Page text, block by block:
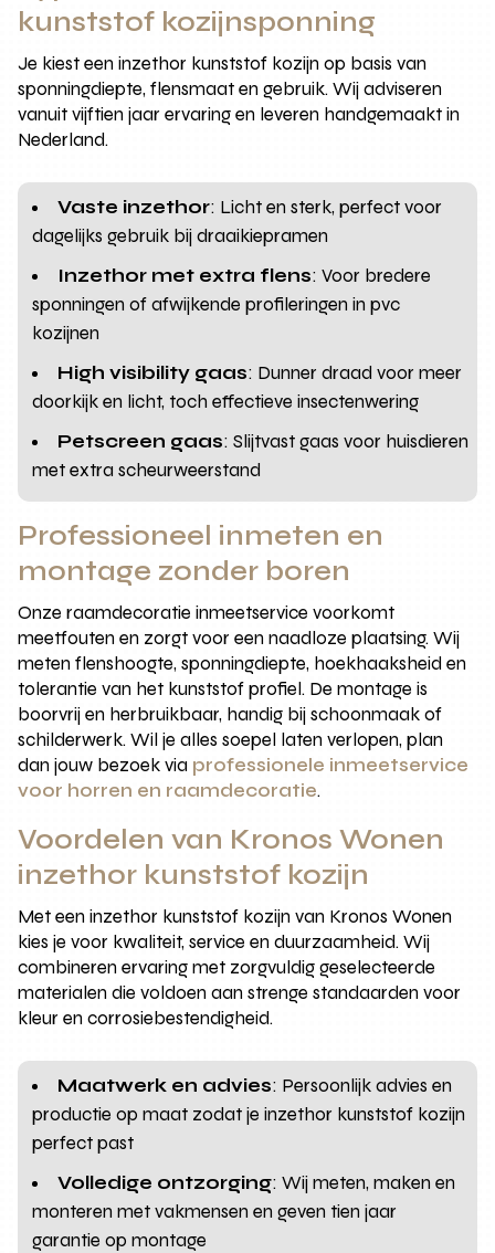
kunststof kozijnsponning
Je kiest een inzethor kunststof kozijn op basis van
sponningdiepte, flensmaat en gebruik. Wij adviseren
vanuit vijftien jaar ervaring en leveren handgemaakt in
Nederland.
Vaste inzethor: Licht en sterk, perfect voor
dagelijks gebruik bij draaikiepramen
Inzethor met extra flens: Voor bredere
sponningen of afwijkende profileringen in pvc
kozijnen
High visibility gaas: Dunner draad voor meer
doorkijk en licht, toch effectieve insectenwering
Petscreen gaas: Slijtvast gaas voor huisdieren
met extra scheurweerstand
Professioneel inmeten en
montage zonder boren
Onze raamdecoratie inmeetservice voorkomt
meetfouten en zorgt voor een naadloze plaatsing. Wij
meten flenshoogte, sponningdiepte, hoekhaaksheid en
tolerantie van het kunststof profiel. De montage is
boorvrij en herbruikbaar, handig bij schoonmaak of
schilderwerk. Wil je alles soepel laten verlopen, plan
dan jouw bezoek via professionele inmeetservice
voor horren en raamdecoratie.
Voordelen van Kronos Wonen
inzethor kunststof kozijn
Met een inzethor kunststof kozijn van Kronos Wonen
kies je voor kwaliteit, service en duurzaamheid. Wij
combineren ervaring met zorgvuldig geselecteerde
materialen die voldoen aan strenge standaarden voor
kleur en corrosiebestendigheid.
Maatwerk en advies: Persoonlijk advies en
productie op maat zodat je inzethor kunststof kozijn
perfect past
Volledige ontzorging: Wij meten, maken en
monteren met vakmensen en geven tien jaar
garantie op montage